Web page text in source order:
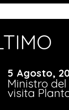
5 Agosto,
Ministro
visita